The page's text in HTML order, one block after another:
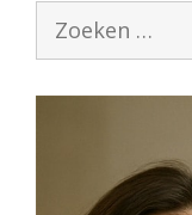
Zoek